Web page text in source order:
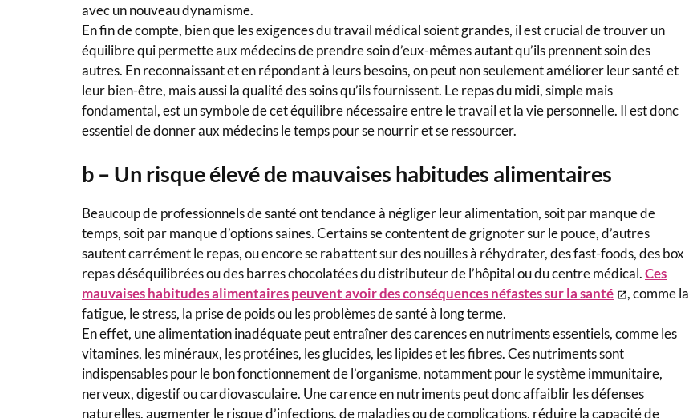
avec un nouveau dynamisme.
En fin de compte, bien que les exigences du travail médical soient grandes, il est crucial de trouver un
équilibre qui permette aux médecins de prendre soin d’eux-mêmes autant qu’ils prennent soin des
autres. En reconnaissant et en répondant à leurs besoins, on peut non seulement améliorer leur santé et
leur bien-être, mais aussi la qualité des soins qu’ils fournissent. Le repas du midi, simple mais
fondamental, est un symbole de cet équilibre nécessaire entre le travail et la vie personnelle. Il est donc
essentiel de donner aux médecins le temps pour se nourrir et se ressourcer.
b – Un risque élevé de mauvaises habitudes alimentaires
Beaucoup de professionnels de santé ont tendance à négliger leur alimentation, soit par manque de
temps, soit par manque d’options saines. Certains se contentent de grignoter sur le pouce, d’autres
sautent carrément le repas, ou encore se rabattent sur des nouilles à réhydrater, des fast-foods, des box
repas déséquilibrées ou des barres chocolatées du distributeur de l’hôpital ou du centre médical.Ces
mauvaises habitudes alimentaires peuvent avoir des conséquences néfastes sur la santé
, comme la
fatigue, le stress, la prise de poids ou les problèmes de santé à long terme.
En effet, une alimentation inadéquate peut entraîner des carences en nutriments essentiels, comme les
vitamines, les minéraux, les protéines, les glucides, les lipides et les fibres. Ces nutriments sont
indispensables pour le bon fonctionnement de l’organisme, notamment pour le système immunitaire,
nerveux, digestif ou cardiovasculaire. Une carence en nutriments peut donc affaiblir les défenses
naturelles, augmenter le risque d’infections, de maladies ou de complications, réduire la capacité de